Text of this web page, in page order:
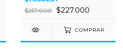
$257.000 $227.000
COMPRAR